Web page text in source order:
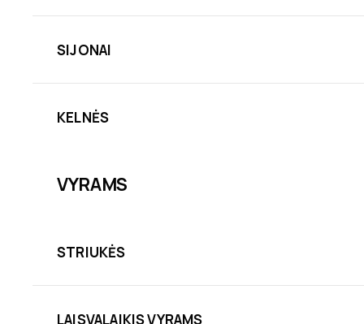
SIJONAI
KELNĖS
VYRAMS
STRIUKĖS
LAISVALAIKIS VYRAMS